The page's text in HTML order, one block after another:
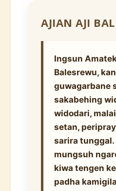
AJIAN AJI
Ingsun
Balesrewu,
guwagarbane
sakabehing
widodari,
setan,
sarira tunggal.
mungsuh
kiwa tengen
padha